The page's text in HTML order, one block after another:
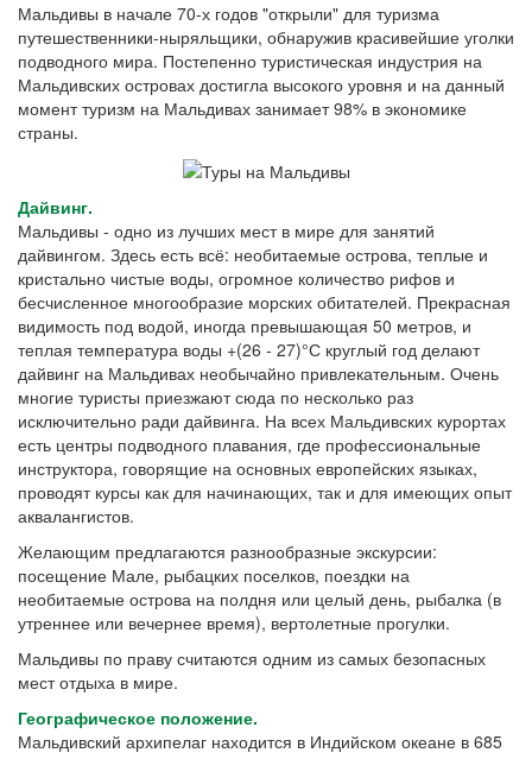
Мальдивы в начале 70-х годов "открыли" для туризма
путешественники-ныряльщики, обнаружив красивейшие уголки
подводного мира. Постепенно туристическая индустрия на
Мальдивских островах достигла высокого уровня и на данный
момент туризм на Мальдивах занимает 98% в экономике
страны.
Дайвинг.
Мальдивы - одно из лучших мест в мире для занятий
дайвингом. Здесь есть всё: необитаемые острова, теплые и
кристально чистые воды, огромное количество рифов и
бесчисленное многообразие морских обитателей. Прекрасная
видимость под водой, иногда превышающая 50 метров, и
теплая температура воды +(26 - 27)°С круглый год делают
дайвинг на Мальдивах необычайно привлекательным. Очень
многие туристы приезжают сюда по несколько раз
исключительно ради дайвинга. На всех Мальдивских курортах
есть центры подводного плавания, где профессиональные
инструктора, говорящие на основных европейских языках,
проводят курсы как для начинающих, так и для имеющих опыт
аквалангистов.
Желающим предлагаются разнообразные экскурсии:
посещение Мале, рыбацких поселков, поездки на
необитаемые острова на полдня или целый день, рыбалка (в
утреннее или вечернее время), вертолетные прогулки.
Мальдивы по праву считаются одним из самых безопасных
мест отдыха в мире.
Географическое положение.
Мальдивский архипелаг находится в Индийском океане в 685